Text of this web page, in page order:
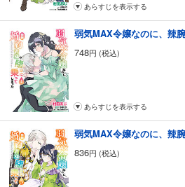
あらすじを表示する
748円 (税込)
あらすじを表示する
836円 (税込)